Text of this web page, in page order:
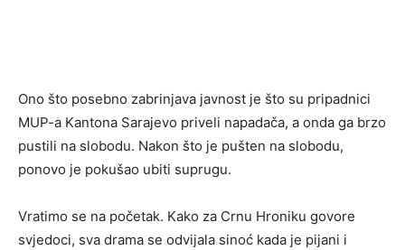
Ono što posebno zabrinjava javnost je što su pripadnici
MUP-a Kantona Sarajevo priveli napadača, a onda ga brzo
pustili na slobodu. Nakon što je pušten na slobodu,
ponovo je pokušao ubiti suprugu.
Vratimo se na početak. Kako za Crnu Hroniku govore
svjedoci, sva drama se odvijala sinoć kada je pijani i